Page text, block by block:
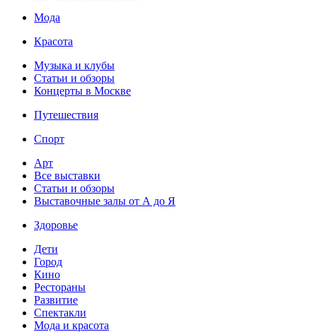
Мода
Красота
Музыка и клубы
Статьи и обзоры
Концерты в Москве
Путешествия
Спорт
Арт
Все выставки
Статьи и обзоры
Выставочные залы от А до Я
Здоровье
Дети
Город
Кино
Рестораны
Развитие
Спектакли
Мода и красота